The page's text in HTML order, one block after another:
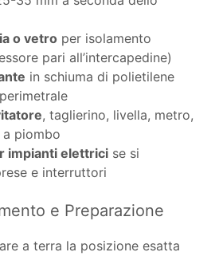
o vetro per isolamento
pari all’intercapedine)
in schiuma di polietilene
, taglierino, livella, metro,
piombo
impianti elettrici se si
e interruttori
e Preparazione
a terra la posizione esatta